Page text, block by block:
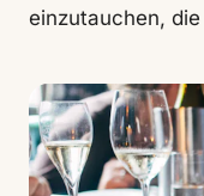
einzutauchen,